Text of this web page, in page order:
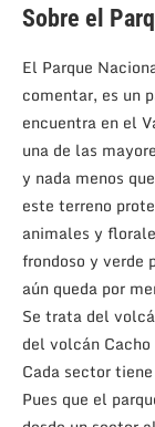
Sobre el
El Parque
comentar, es un
encuentra en el
una de las
y nada menos
este terreno
animales y
frondoso y verde
aún queda por
Se trata del
del volcán
Cada sector
Pues que el